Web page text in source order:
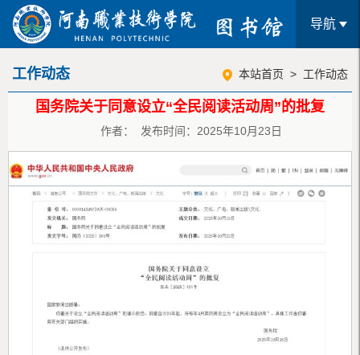
导航
工作动态 本站首页 > 工作动态
国务院关于同意设立“全民阅读活动周”的批复
作者： 发布时间：2025年10月23日